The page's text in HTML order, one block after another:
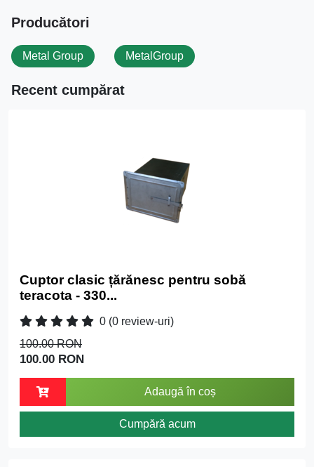
Producători
Metal Group MetalGroup
Recent cumpărat
Cuptor clasic țărănesc pentru sobă
teracota - 330...
0 (0 review-uri)
100.00 RON
100.00 RON
Adaugă în coș
Cumpără acum